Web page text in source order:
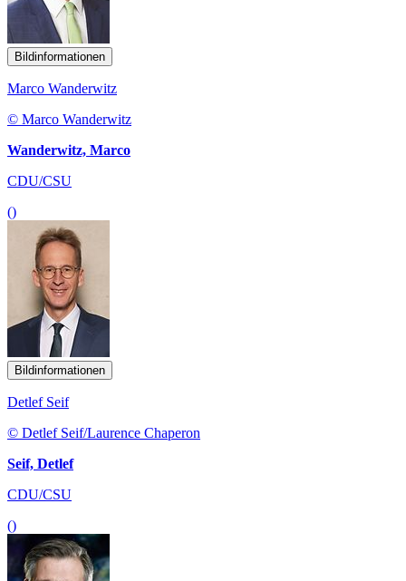
Bildinformationen
Marco Wanderwitz
© Marco Wanderwitz
Wanderwitz, Marco
CDU/CSU
()
Bildinformationen
Detlef Seif
© Detlef Seif/Laurence Chaperon
Seif, Detlef
CDU/CSU
()